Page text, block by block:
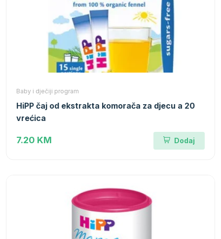
Baby i dječiji program
HiPP čaj od ekstrakta komorača za djecu a 20
vrećica
7.20 KM Dodaj